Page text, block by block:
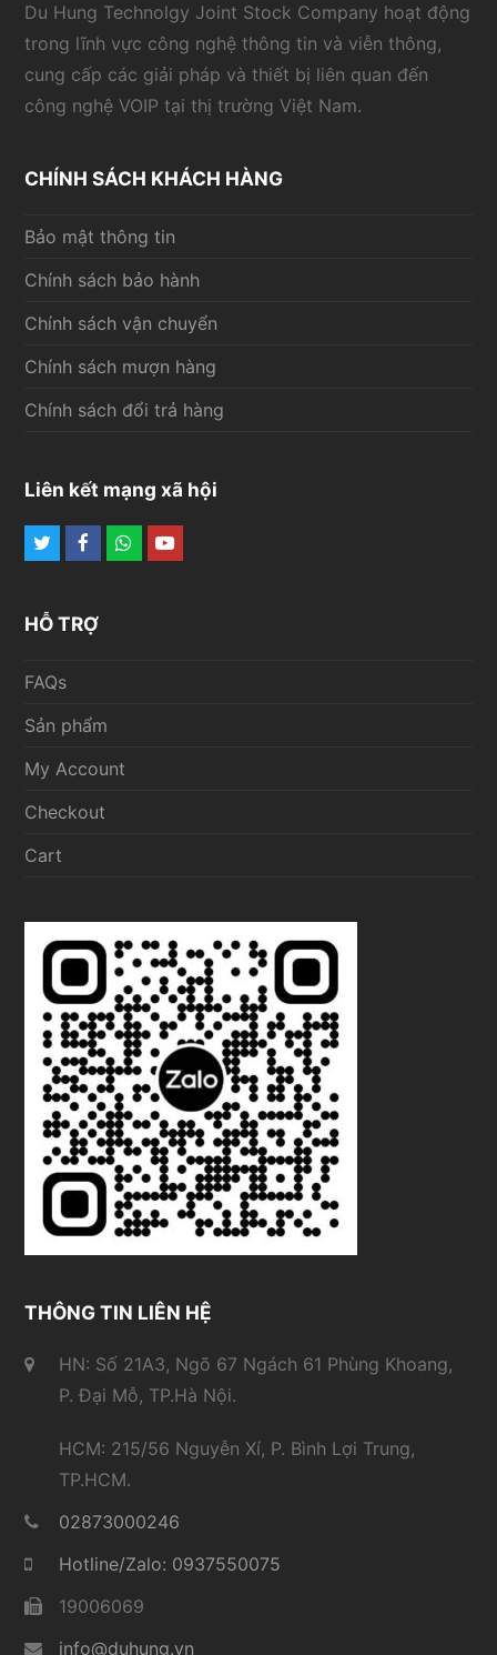
Du Hung Technolgy Joint Stock Company hoạt động
trong lĩnh vực công nghệ thông tin và viễn thông,
cung cấp các giải pháp và thiết bị liên quan đến
công nghệ VOIP tại thị trường Việt Nam.
CHÍNH SÁCH KHÁCH HÀNG
Bảo mật thông tin
Chính sách bảo hành
Chính sách vận chuyển
Chính sách mượn hàng
Chính sách đổi trả hàng
Liên kết mạng xã hội
TwitterFacebook
Whatsapp
Youtube
HỖ TRỢ
FAQs
Sản phẩm
My Account
Checkout
Cart
THÔNG TIN LIÊN HỆ
HN: Số 21A3, Ngõ 67 Ngách 61 Phùng Khoang,
P. Đại Mỗ, TP.Hà Nội.
HCM: 215/56 Nguyễn Xí, P. Bình Lợi Trung,
TP.HCM.
02873000246
Hotline/Zalo: 0937550075
19006069
info@duhung.vn